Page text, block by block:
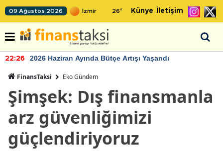
09 Ağustos 2026 26° Künye İletişim
22:26 2026 Haziran Ayında Bütçe Artışı Yaşandı
FinansTaksi Eko Gündem
Şimşek: Dış finansmanla
arz güvenliğimizi
güçlendiriyoruz